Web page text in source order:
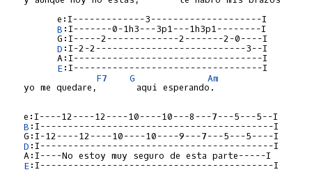
         e:I-------------3--------------------I
B :I-------0-1h3---3p1---1h3p1--------I
         G:I-----2-------------2-------2-0----I
D :I-2-2---------------------------3--I
         A:I----------------------------------I
E:I----------------------------------I
F7
G
Am
   yo me quedare,       aqui esperando.
   e:I----12----12----10----10---8---7---5---5--I
B :I------------------------------------------I
   G:I-12----12----10----10----9---7---5---5----I
D :I------------------------------------------I
   A:I----No estoy muy seguro de esta parte-----I
E:I------------------------------------------I